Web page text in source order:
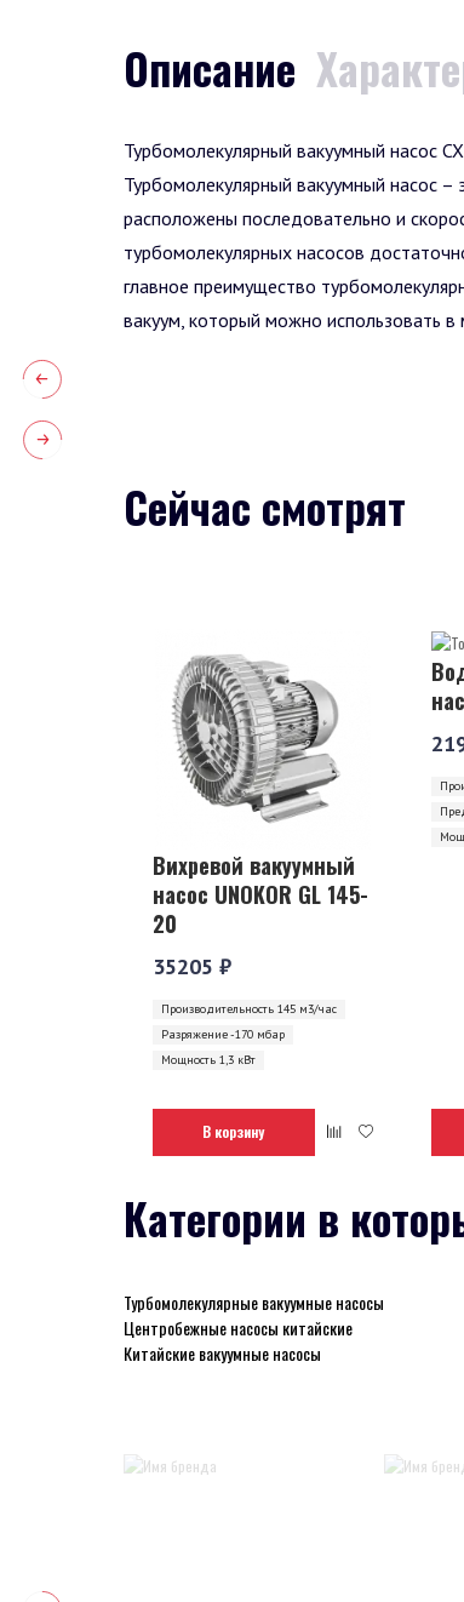
Описание
Турбомолекулярный вакуумный насос
Турбомолекулярный вакуумный насос
расположены последовательно и
турбомолекулярных насосов
главное преимущество
вакуум, который можно использовать в
Сейчас смотрят
Вихревой вакуумный
насос UNOKOR GL 145-
20
35205 ₽
Производительность 145 м3/час
Разряжение -170 мбар
Мощность 1,3 кВт
В корзину
Категории в
Турбомолекулярные вакуумные насосы
Центробежные насосы китайские
Китайские вакуумные насосы